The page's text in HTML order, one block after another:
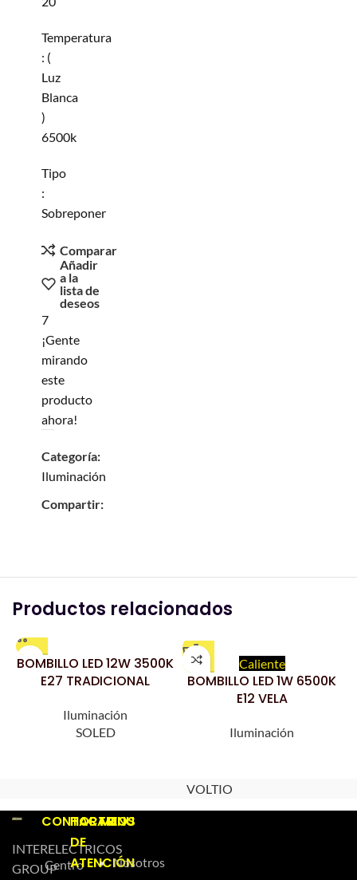
Temperatura
: (
Luz
Blanca
)
6500k
Tipo
:
Sobreponer
Comparar
Añadir
a la
lista de
deseos
7
¡Gente
mirando
este
producto
ahora!
Categoría:
Iluminación
Compartir:
Productos relacionados
BOMBILLO LED 12W 3500K
E27 TRADICIONAL
Iluminación
SOLED
Caliente
BOMBILLO LED 1W 6500K
E12 VELA
Iluminación
VOLTIO
INTERELECTRICOS
GROUP
CONTACTO
Centro
HORARIOS
DE
ATENCIÓN
MENU
Nosotros